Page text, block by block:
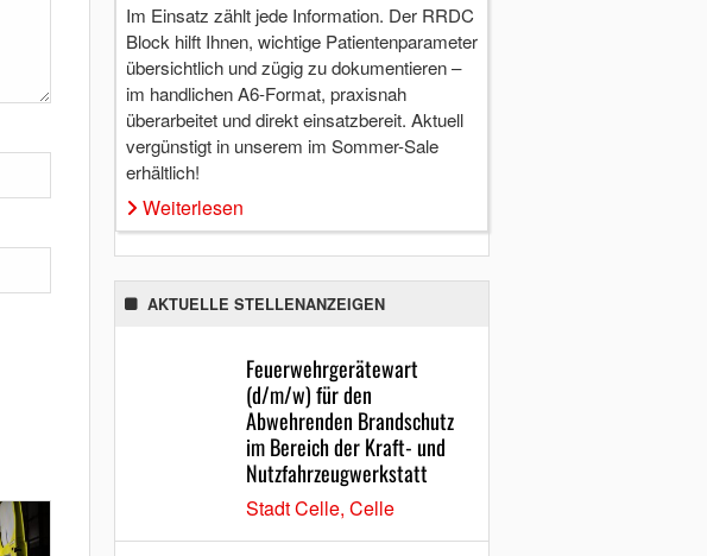
Im Einsatz zählt jede Information. Der RRDC
Block hilft Ihnen, wichtige Patientenparameter
übersichtlich und zügig zu dokumentieren –
im handlichen A6-Format, praxisnah
überarbeitet und direkt einsatzbereit. Aktuell
vergünstigt in unserem im Sommer-Sale
erhältlich!
Weiterlesen
AKTUELLE STELLENANZEIGEN
Feuerwehrgerätewart
(d/m/w) für den
Abwehrenden Brandschutz
im Bereich der Kraft- und
Nutzfahrzeugwerkstatt
Stadt Celle, Celle